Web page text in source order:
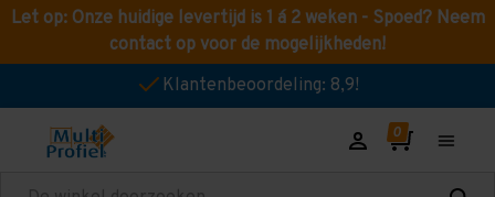
Let op: Onze huidige levertijd is 1 á 2 weken - Spoed? Neem
contact op voor de mogelijkheden!
Klantenbeoordeling: 8,9!
Zoeken